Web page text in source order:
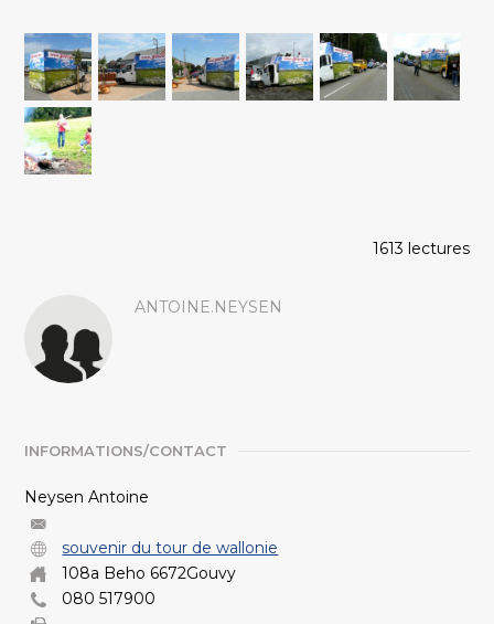
1613 lectures
ANTOINE.NEYSEN
INFORMATIONS/CONTACT
Neysen Antoine
souvenir du tour de wallonie
108a Beho 6672Gouvy
080 517900